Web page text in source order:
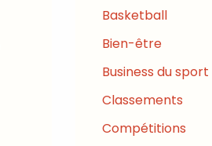
Basketball
Bien-être
Business du sport
Classements
Compétitions